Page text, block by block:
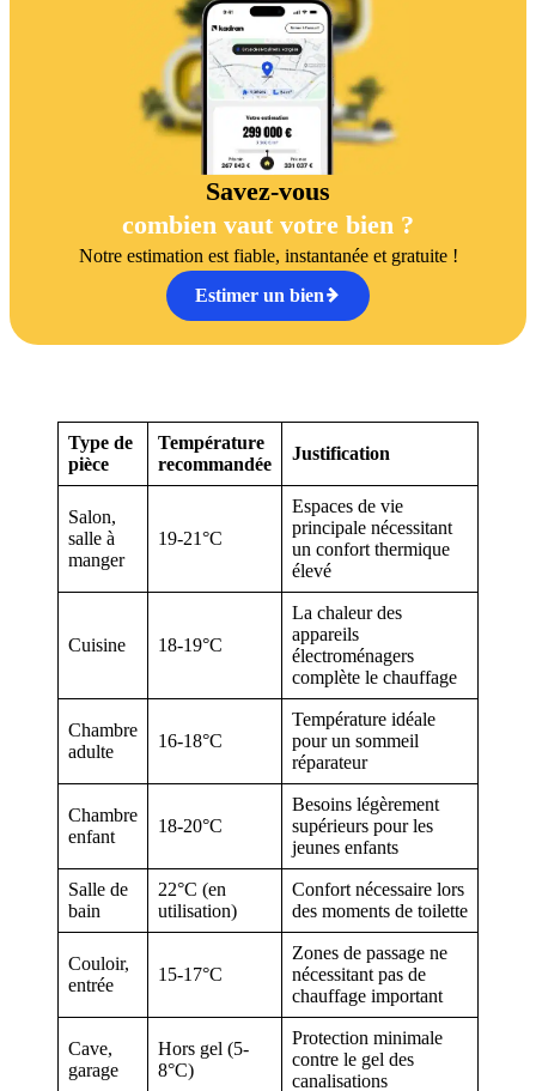
Savez-vous
combien vaut votre bien ?
Notre estimation est fiable, instantanée et gratuite !
Estimer un bien
Type de
pièce
Température
recommandée
Justification
Salon,
salle à
manger
19-21°C
Espaces de vie
principale nécessitant
un confort thermique
élevé
Cuisine 18-19°C
La chaleur des
appareils
électroménagers
complète le chauffage
Chambre
adulte
16-18°C
Température idéale
pour un sommeil
réparateur
Chambre
enfant
18-20°C
Besoins légèrement
supérieurs pour les
jeunes enfants
Salle de
bain
22°C (en
utilisation)
Confort nécessaire lors
des moments de toilette
Couloir,
entrée
15-17°C
Zones de passage ne
nécessitant pas de
chauffage important
Cave,
garage
Hors gel (5-
8°C)
Protection minimale
contre le gel des
canalisations